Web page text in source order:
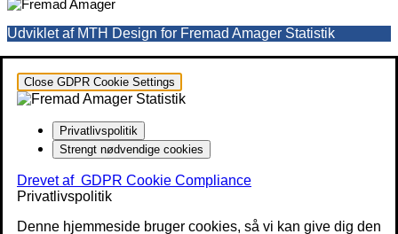
Udviklet af MTH Design for Fremad Amager Statistik
Close GDPR Cookie Settings
Privatlivspolitik
Strengt nødvendige cookies
Drevet af GDPR Cookie Compliance
Privatlivspolitik
Denne hjemmeside bruger cookies, så vi kan give dig den